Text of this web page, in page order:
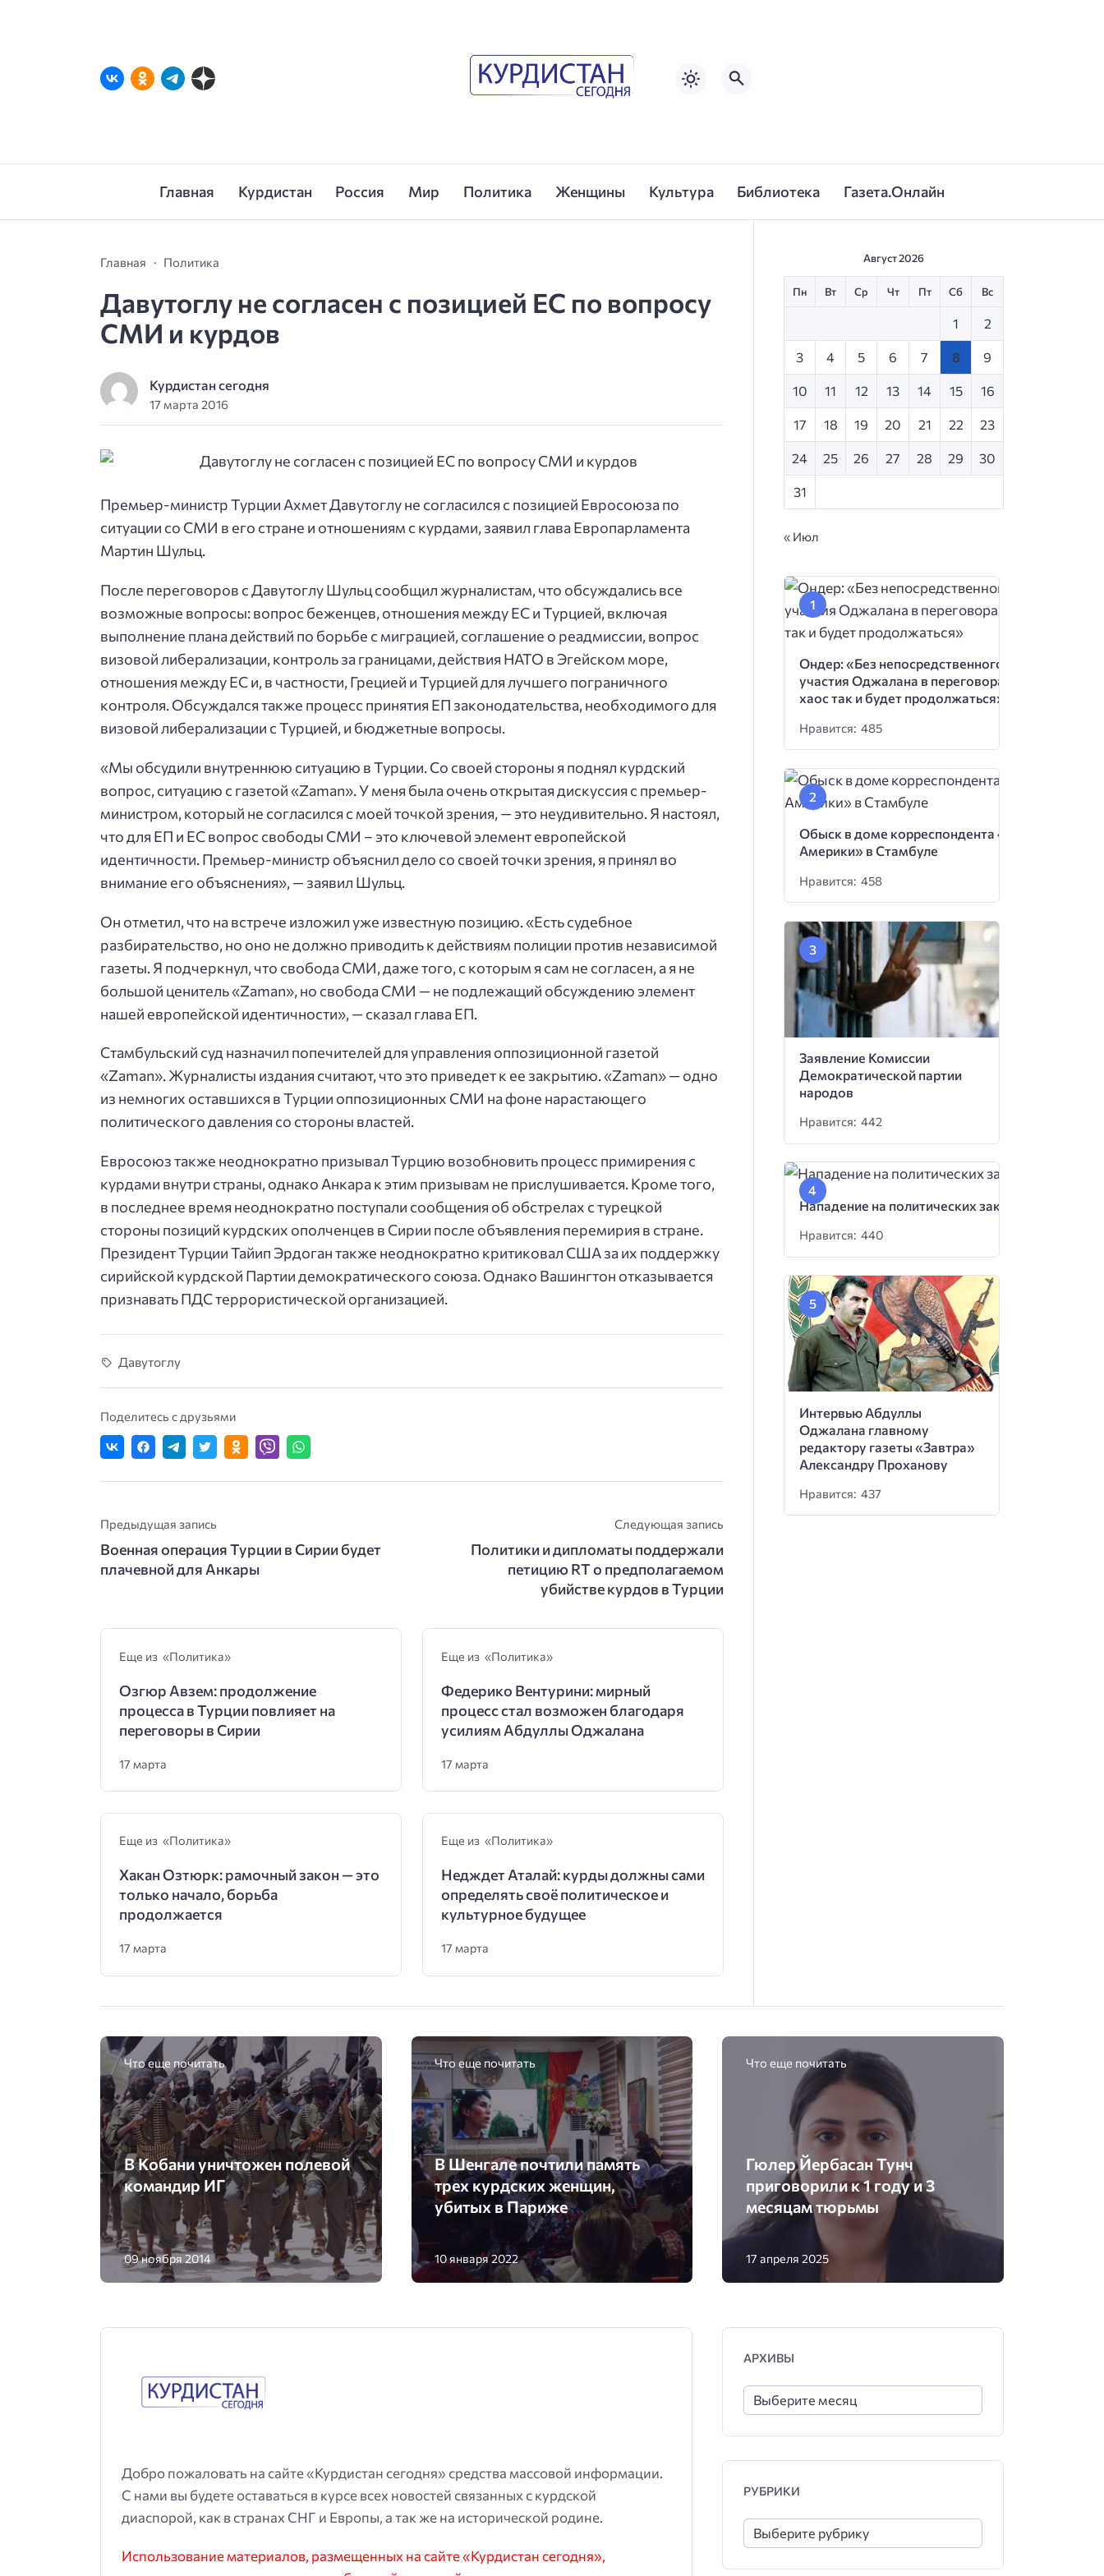
Главная Курдистан Россия Мир Политика Женщины Культура Библиотека Газета.Онлайн
Главная Политика
Давутоглу не согласен с позицией ЕС по вопросу
СМИ и курдов
Курдистан сегодня
17 марта 2016
Премьер-министр Турции Ахмет Давутоглу не согласился с позицией Евросоюза по
ситуации со СМИ в его стране и отношениям с курдами, заявил глава Европарламента
Мартин Шульц.
После переговоров с Давутоглу Шульц сообщил журналистам, что обсуждались все
возможные вопросы: вопрос беженцев, отношения между ЕС и Турцией, включая
выполнение плана действий по борьбе с миграцией, соглашение о реадмиссии, вопрос
визовой либерализации, контроль за границами, действия НАТО в Эгейском море,
отношения между ЕС и, в частности, Грецией и Турцией для лучшего пограничного
контроля. Обсуждался также процесс принятия ЕП законодательства, необходимого для
визовой либерализации с Турцией, и бюджетные вопросы.
«Мы обсудили внутреннюю ситуацию в Турции. Со своей стороны я поднял курдский
вопрос, ситуацию с газетой «Zaman». У меня была очень открытая дискуссия с премьер-
министром, который не согласился с моей точкой зрения, — это неудивительно. Я настоял,
что для ЕП и ЕС вопрос свободы СМИ – это ключевой элемент европейской
идентичности. Премьер-министр объяснил дело со своей точки зрения, я принял во
внимание его объяснения», — заявил Шульц.
Он отметил, что на встрече изложил уже известную позицию. «Есть судебное
разбирательство, но оно не должно приводить к действиям полиции против независимой
газеты. Я подчеркнул, что свобода СМИ, даже того, с которым я сам не согласен, а я не
большой ценитель «Zaman», но свобода СМИ — не подлежащий обсуждению элемент
нашей европейской идентичности», — сказал глава ЕП.
Стамбульский суд назначил попечителей для управления оппозиционной газетой
«Zaman». Журналисты издания считают, что это приведет к ее закрытию. «Zaman» — одно
из немногих оставшихся в Турции оппозиционных СМИ на фоне нарастающего
политического давления со стороны властей.
Евросоюз также неоднократно призывал Турцию возобновить процесс примирения с
курдами внутри страны, однако Анкара к этим призывам не прислушивается. Кроме того,
в последнее время неоднократно поступали сообщения об обстрелах с турецкой
стороны позиций курдских ополченцев в Сирии после объявления перемирия в стране.
Президент Турции Тайип Эрдоган также неоднократно критиковал США за их поддержку
сирийской курдской Партии демократического союза. Однако Вашингтон отказывается
признавать ПДС террористической организацией.
Давутоглу
Поделитесь с друзьями
Предыдущая запись
Военная операция Турции в Сирии будет
плачевной для Анкары
Следующая запись
Политики и дипломаты поддержали
петицию RT о предполагаемом
убийстве курдов в Турции
Еще из «Политика»
Озгюр Авзем: продолжение
процесса в Турции повлияет на
переговоры в Сирии
17 марта
Еще из «Политика»
Федерико Вентурини: мирный
процесс стал возможен благодаря
усилиям Абдуллы Оджалана
17 марта
Еще из «Политика»
Хакан Озтюрк: рамочный закон — это
только начало, борьба
продолжается
17 марта
Еще из «Политика»
Недждет Аталай: курды должны сами
определять своё политическое и
культурное будущее
17 марта
Август 2026
Пн Вт Ср Чт Пт Сб Вс
1 2
3 4 5 6 7 8 9
10 11 12 13 14 15 16
17 18 19 20 21 22 23
24 25 26 27 28 29 30
31
« Июл
Ондер: «Без непосредственного
участия Оджалана в переговорах
хаос так и будет продолжаться»
Нравится: 485
Обыск в доме корреспондента «Голоса
Америки» в Стамбуле
Нравится: 458
Заявление Комиссии
Демократической партии
народов
Нравится: 442
Нападение на политических заключенных
Нравится: 440
Интервью Абдуллы
Оджалана главному
редактору газеты «Завтра»
Александру Проханову
Нравится: 437
Что еще почитать
В Кобани уничтожен полевой
командир ИГ
09 ноября 2014
Что еще почитать
В Шенгале почтили память
трех курдских женщин,
убитых в Париже
10 января 2022
Что еще почитать
Гюлер Йербасан Тунч
приговорили к 1 году и 3
месяцам тюрьмы
17 апреля 2025
Добро пожаловать на сайте «Курдистан сегодня» средства массовой информации.
С нами вы будете оставаться в курсе всех новостей связанных с курдской
диаспорой, как в странах СНГ и Европы, а так же на исторической родине.
Использование материалов, размещенных на сайте «Курдистан сегодня»,
АРХИВЫ
РУБРИКИ